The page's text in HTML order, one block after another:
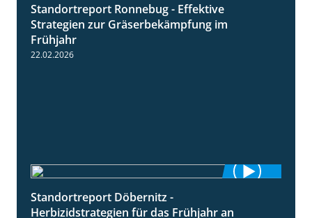
Standortreport Ronnebug - Effektive
Strategien zur Gräserbekämpfung im
Frühjahr
22.02.2026
Standortreport Döbernitz -
Herbizidstrategien für das Frühjahr an